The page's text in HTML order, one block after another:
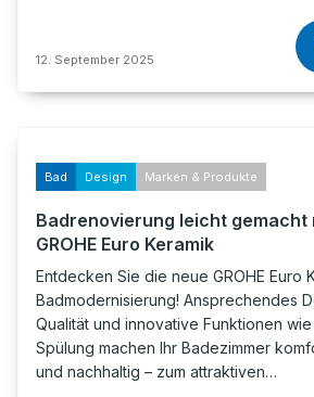
12. September 2025
Bad Design Marken & Produkte
Badrenovierung leicht gemacht
GROHE Euro Keramik
Entdecken Sie die neue GROHE Euro
Badmodernisierung! Ansprechendes
Qualität und innovative Funktionen
Spülung machen Ihr Badezimmer
und nachhaltig – zum attraktiven…